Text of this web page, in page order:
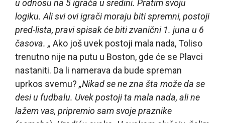
u odnosu na 5 igrača u sredini. Pratim svoju
logiku. Ali svi ovi igrači moraju biti spremni, postoji
pred-lista, pravi spisak će biti zvanični 1. juna u 6
časova. „ Ako još uvek postoji mala nada, Toliso
trenutno nije na putu u Boston, gde će se Plavci
nastaniti. Da li namerava da bude spreman
uprkos svemu? „Nikad se ne zna šta može da se
desi u fudbalu. Uvek postoji ta mala nada, ali ne
lažem vas, pripremio sam svoje praznike